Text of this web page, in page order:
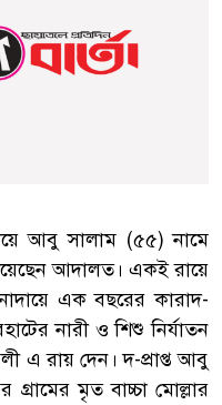
আবু সালাম (৫৫) নামে
আদালত। একই রায়ে
এক বছরের কারাদ-
নারী ও শিশু নির্যাতন
এ রায় দেন। দ-প্রাপ্ত আবু
মৃত বাচ্চা মোল্লার